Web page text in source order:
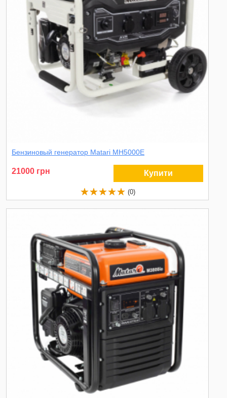
Бензиновый генератор Matari MH5000E
21000 грн Купити
(0)